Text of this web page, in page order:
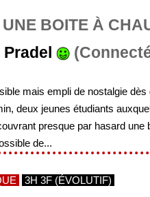
BOITE À
mais empli de nostalgie
deux jeunes étudiants
presque par hasard
de...
3H 3F (ÉVOLUTIF)